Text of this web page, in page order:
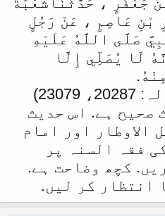
بْنِ عَاصِمٍ ، عَنْ رَجُلٍ
صَلَّى اللَّهُ عَلَيْهِ
لَا يُصَلِّي إِلَّا
(مسند احمد ط الرسالہ: 20287، 23079)
صحیح ہے. اس حدیث
الاوطار اور امام
فقہ السنہ پر
کچھ وضاحت ہے.
انتظار کر لیں.